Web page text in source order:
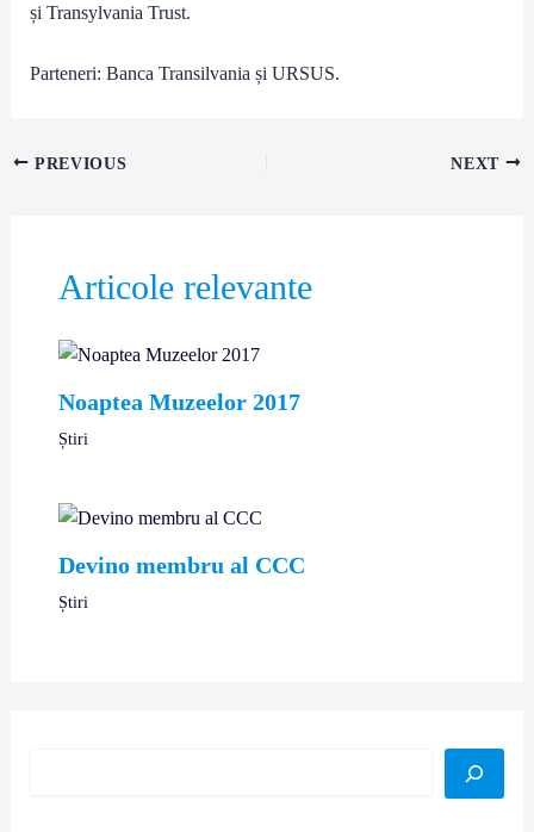
și Transylvania Trust.
Parteneri: Banca Transilvania și URSUS.
PREVIOUS NEXT
Articole relevante
Noaptea Muzeelor 2017
Știri
Devino membru al CCC
Știri